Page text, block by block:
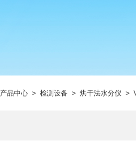
产品中心 > 检测设备 > 烘干法水分仪 >